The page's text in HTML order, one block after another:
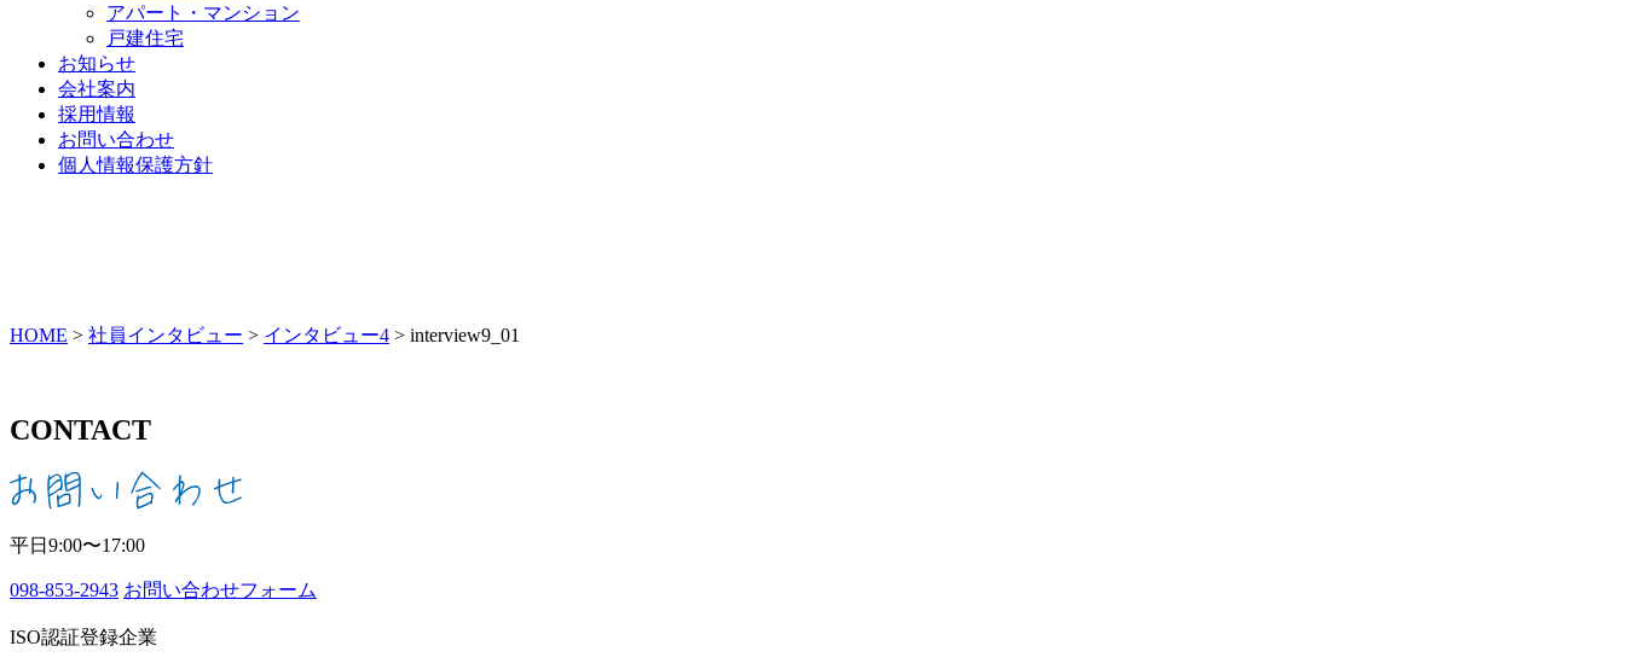
アパート・マンション
戸建住宅
お知らせ
会社案内
採用情報
お問い合わせ
個人情報保護方針
HOME > 社員インタビュー > インタビュー4 > interview9_01
CONTACT
平日9:00〜17:00
098-853-2943 お問い合わせフォーム
ISO認証登録企業